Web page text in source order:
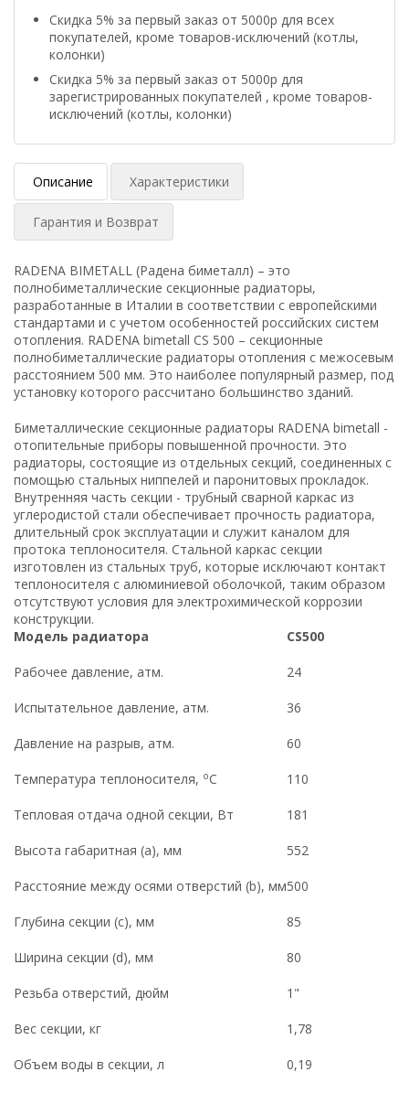
Скидка 5% за первый заказ от 5000р для всех
покупателей, кроме товаров-исключений (котлы,
колонки)
Скидка 5% за первый заказ от 5000р для
зарегистрированных покупателей , кроме товаров-
исключений (котлы, колонки)
Описание Характеристики
Гарантия и Возврат
RADENA BIMETALL (Радена биметалл) – это
полнобиметаллические секционные радиаторы,
разработанные в Италии в соответствии с европейскими
стандартами и с учетом особенностей российских систем
отопления. RADENA bimetall CS 500 – секционные
полнобиметаллические радиаторы отопления с межосевым
расстоянием 500 мм. Это наиболее популярный размер, под
установку которого рассчитано большинство зданий.
Биметаллические секционные радиаторы RADENA bimetall -
отопительные приборы повышенной прочности. Это
радиаторы, состоящие из отдельных секций, соединенных с
помощью стальных ниппелей и паронитовых прокладок.
Внутренняя часть секции - трубный сварной каркас из
углеродистой стали обеспечивает прочность радиатора,
длительный срок эксплуатации и служит каналом для
протока теплоносителя. Стальной каркас секции
изготовлен из стальных труб, которые исключают контакт
теплоносителя с алюминиевой оболочкой, таким образом
отсутствуют условия для электрохимической коррозии
конструкции.
Модель радиатора
CS500
Рабочее давление, атм. 24
Испытательное давление, атм. 36
Давление на разрыв, атм. 60
Температура теплоносителя, oC 110
Тепловая отдача одной секции, Вт 181
Высота габаритная (a), мм 552
Расстояние между осями отверстий (b), мм500
Глубина секции (с), мм 85
Ширина секции (d), мм 80
Резьба отверстий, дюйм 1"
Вес секции, кг 1,78
Объем воды в секции, л 0,19